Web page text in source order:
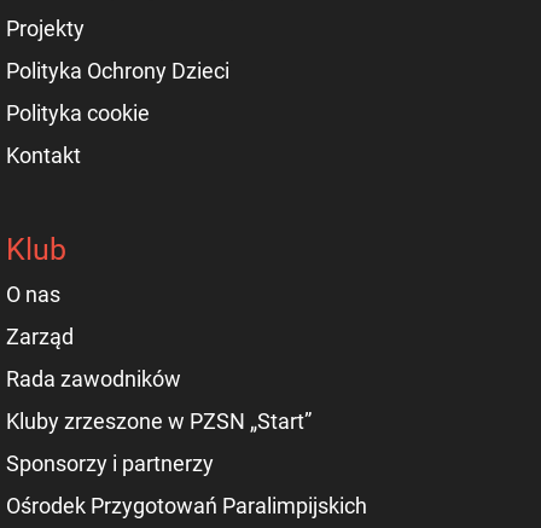
Projekty
Polityka Ochrony Dzieci
Polityka cookie
Kontakt
Klub
O nas
Zarząd
Rada zawodników
Kluby zrzeszone w PZSN „Start”
Sponsorzy i partnerzy
Ośrodek Przygotowań Paralimpijskich